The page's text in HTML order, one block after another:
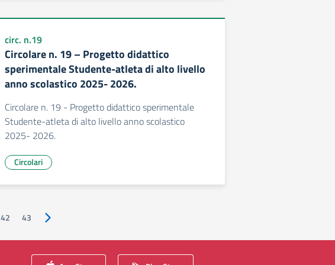
circ. n.19
Circolare n. 19 – Progetto didattico
sperimentale Studente-atleta di alto livello
anno scolastico 2025- 2026.
Circolare n. 19 - Progetto didattico sperimentale
Studente-atleta di alto livello anno scolastico
2025- 2026.
Circolari
42 43 Pagina successiva